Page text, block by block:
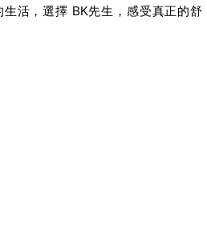
活，選擇 BK先生，感受真正的舒